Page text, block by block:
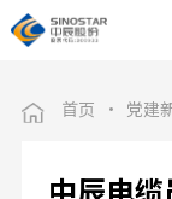
首页 · 党建